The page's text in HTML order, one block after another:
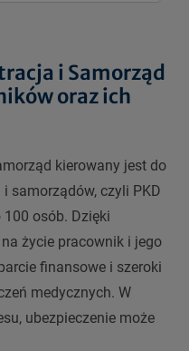
i Samorząd
oraz ich
kierowany jest do
samorządów, czyli PKD
osób. Dzięki
życie pracownik i jego
finansowe i szeroki
medycznych. W
ubezpieczenie może